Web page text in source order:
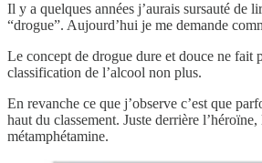
Il y a quelques années j’aurais sursauté de
“drogue”. Aujourd’hui je me demande
Le concept de drogue dure et douce ne fait
classification de l’alcool non plus.
En revanche ce que j’observe c’est que
haut du classement. Juste derrière
métamphétamine.